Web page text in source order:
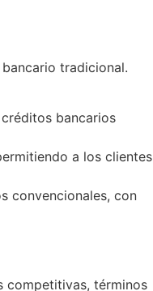
tradicional.
bancarios
a los clientes
convencionales, con
competitivas, términos